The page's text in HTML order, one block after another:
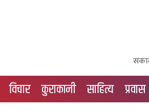
विचार कुराकानी साहित्य प्रवास